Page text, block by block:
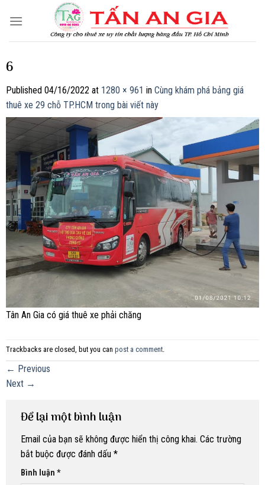
6
Published 04/16/2022 at 1280 × 961 in Cùng khám phá bảng giá
thuê xe 29 chỗ TP.HCM trong bài viết này
Tân An Gia có giá thuê xe phải chăng
Trackbacks are closed, but you can post a comment
← Previous
Next →
Để lại một bình luận
Email của bạn sẽ không được hiển thị công khai. Các trường
bắt buộc được đánh dấu *
Bình luận *